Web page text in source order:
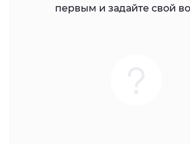
первым и задайте свой